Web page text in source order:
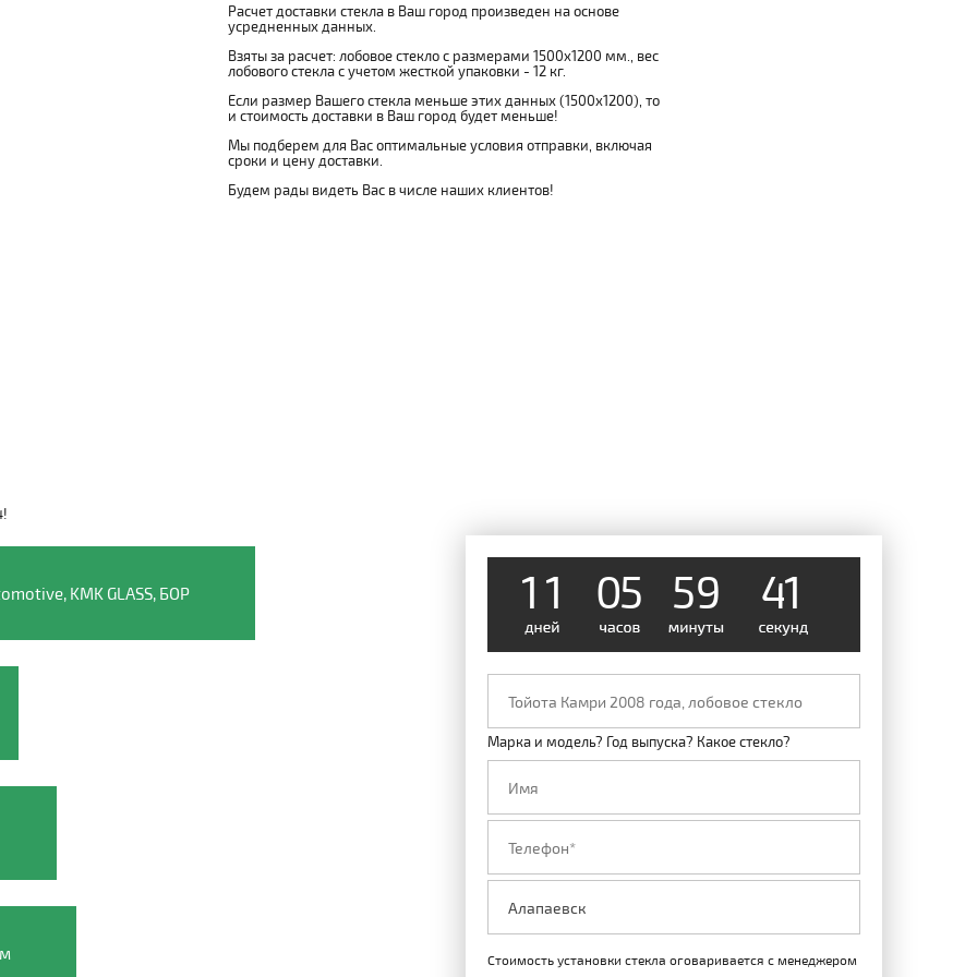
Расчет доставки стекла в Ваш город произведен на основе
усредненных данных.
Взяты за расчет: лобовое стекло с размерами 1500x1200 мм., вес
лобового стекла с учетом жесткой упаковки - 12 кг.
Если размер Вашего стекла меньше этих данных (1500x1200), то
и стоимость доставки в Ваш город будет меньше!
Мы подберем для Вас оптимальные условия отправки, включая
сроки и цену доставки.
Будем рады видеть Вас в числе наших клиентов!
Видео о компании
KMK GLASS, БОР 1 1 05 59 40
Марка и модель? Год выпуска? Какое стекло?
Стоимость установки стекла оговаривается с менеджером